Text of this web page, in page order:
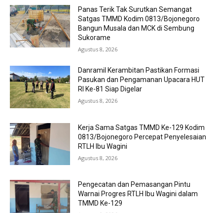
Panas Terik Tak Surutkan Semangat
Satgas TMMD Kodim 0813/Bojonegoro
Bangun Musala dan MCK di Sembung
Sukorame
Agustus 8, 2026
Danramil Kerambitan Pastikan Formasi
Pasukan dan Pengamanan Upacara HUT
RI Ke-81 Siap Digelar
Agustus 8, 2026
Kerja Sama Satgas TMMD Ke-129 Kodim
0813/Bojonegoro Percepat Penyelesaian
RTLH Ibu Wagini
Agustus 8, 2026
Pengecatan dan Pemasangan Pintu
Warnai Progres RTLH Ibu Wagini dalam
TMMD Ke-129